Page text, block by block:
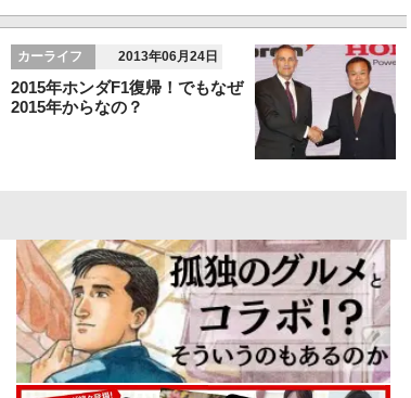
カーライフ 2013年06月24日
2015年ホンダF1復帰！でもなぜ
2015年からなの？